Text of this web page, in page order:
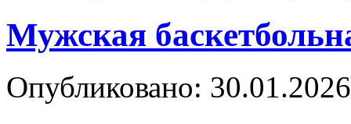
Мужская
Опубликовано: